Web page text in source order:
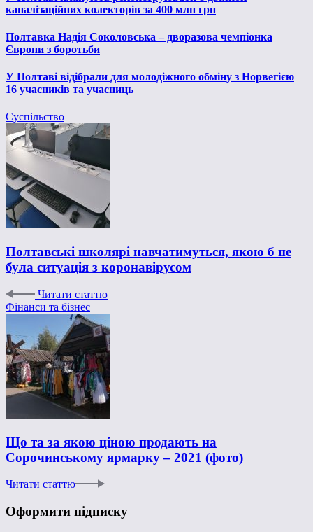
каналізаційних колекторів за 400 млн грн
Полтавка Надія Соколовська – дворазова чемпіонка
Європи з боротьби
У Полтаві відібрали для молодіжного обміну з Норвегією
16 учасників та учасниць
Суспільство
Полтавські школярі навчатимуться, якою б не
була ситуація з коронавірусом
Читати статтю
Фінанси та бізнес
Що та за якою ціною продають на
Сорочинському ярмарку – 2021 (фото)
Читати статтю
Оформити підписку